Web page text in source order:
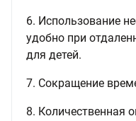
6. Использование
удобно при
для детей.
7. Сокращение
8. Количественная